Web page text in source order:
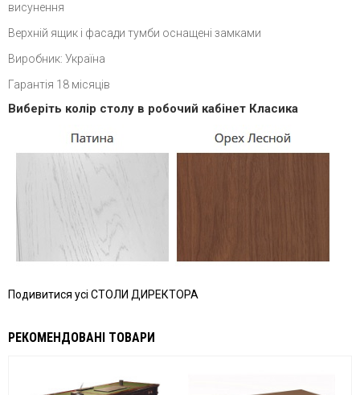
висунення
Верхній ящик і фасади тумби оснащені замками
Виробник: Україна
Гарантія 18 місяців
Виберіть колір столу в робочий кабінет Класика
Подивитися усі СТОЛИ ДИРЕКТОРА
РЕКОМЕНДОВАНІ ТОВАРИ